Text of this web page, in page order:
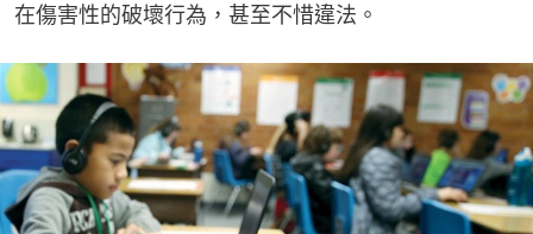
在傷害性的破壞行為，甚至不惜違法。